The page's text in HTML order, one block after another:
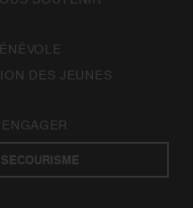
DES JEUNES